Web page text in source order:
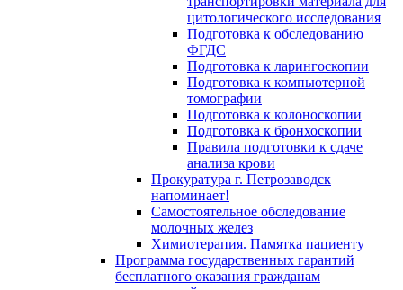
цитологического исследования
Подготовка к обследованию
ФГДС
Подготовка к ларингоскопии
Подготовка к компьютерной
томографии
Подготовка к колоноскопии
Подготовка к бронхоскопии
Правила подготовки к сдаче
анализа крови
Прокуратура г. Петрозаводск
напоминает!
Самостоятельное обследование
молочных желез
Химиотерапия. Памятка пациенту
Программа государственных гарантий
бесплатного оказания гражданам